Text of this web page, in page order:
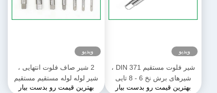
ویدیو
شیر فلوت مستقیم DIN 371 ،
شیرهای برش نخ 6 - 8 تایی
بهترین قیمت رو بدست بیار
ویدیو
2 شیر صاف فلوت انتهایی ،
شیر لوله لوله مستقیم مستقیم
ISO529
بهترین قیمت رو بدست بیار